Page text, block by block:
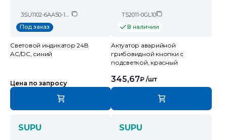
3SU1102-6AA50-1AA0
Под заказ
Световой индикатор 24В
AC/DC, синий
Цена по запросу
TS2011-0GL10
В наличии
Актуатор аварийной
грибовидной кнопки с
подсветкой, красный
345,67₽ /шт
SUPU SUPU